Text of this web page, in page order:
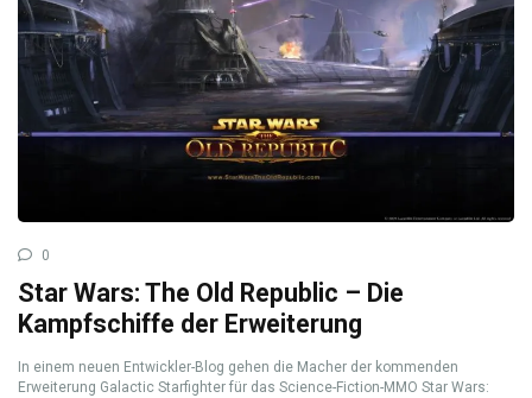
0
Star Wars: The Old Republic – Die
Kampfschiffe der Erweiterung
In einem neuen Entwickler-Blog gehen die Macher der kommenden
Erweiterung Galactic Starfighter für das Science-Fiction-MMO Star Wars: